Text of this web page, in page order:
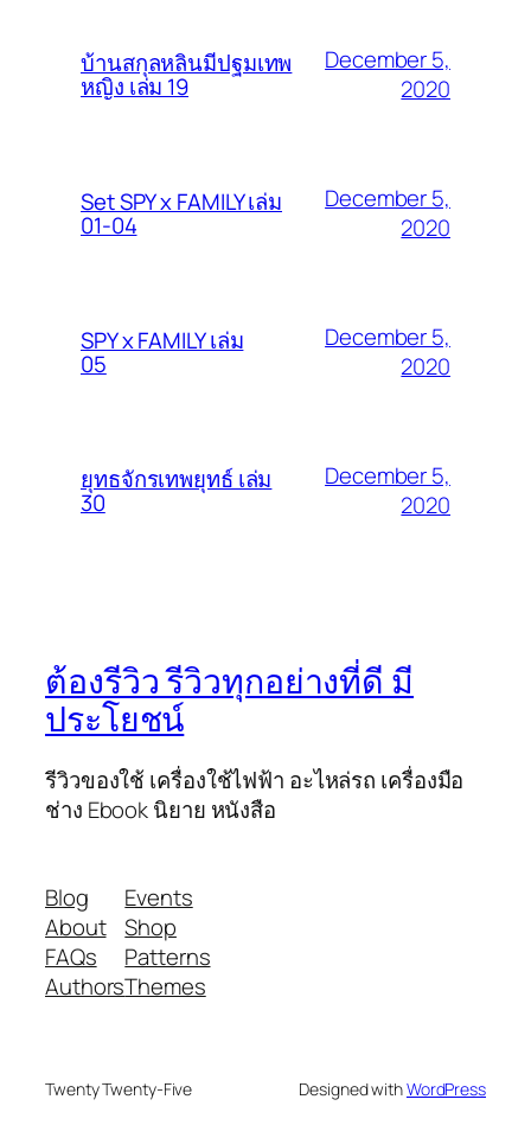
บ้านสกุลหลินมีปฐมเทพ
หญิง เล่ม 19
December 5,
2020
Set SPY x FAMILY เล่ม
01-04
December 5,
2020
SPY x FAMILY เล่ม
05
December 5,
2020
ยุทธจักรเทพยุทธ์ เล่ม
30
December 5,
2020
ต้องรีวิว รีวิวทุกอย่างที่ดี มี
ประโยชน์
รีวิวของใช้ เครื่องใช้ไฟฟ้า อะไหล่รถ เครื่องมือ
ช่าง Ebook นิยาย หนังสือ
Blog
About
FAQs
Authors
Events
Shop
Patterns
Themes
Twenty Twenty-Five Designed withWordPress